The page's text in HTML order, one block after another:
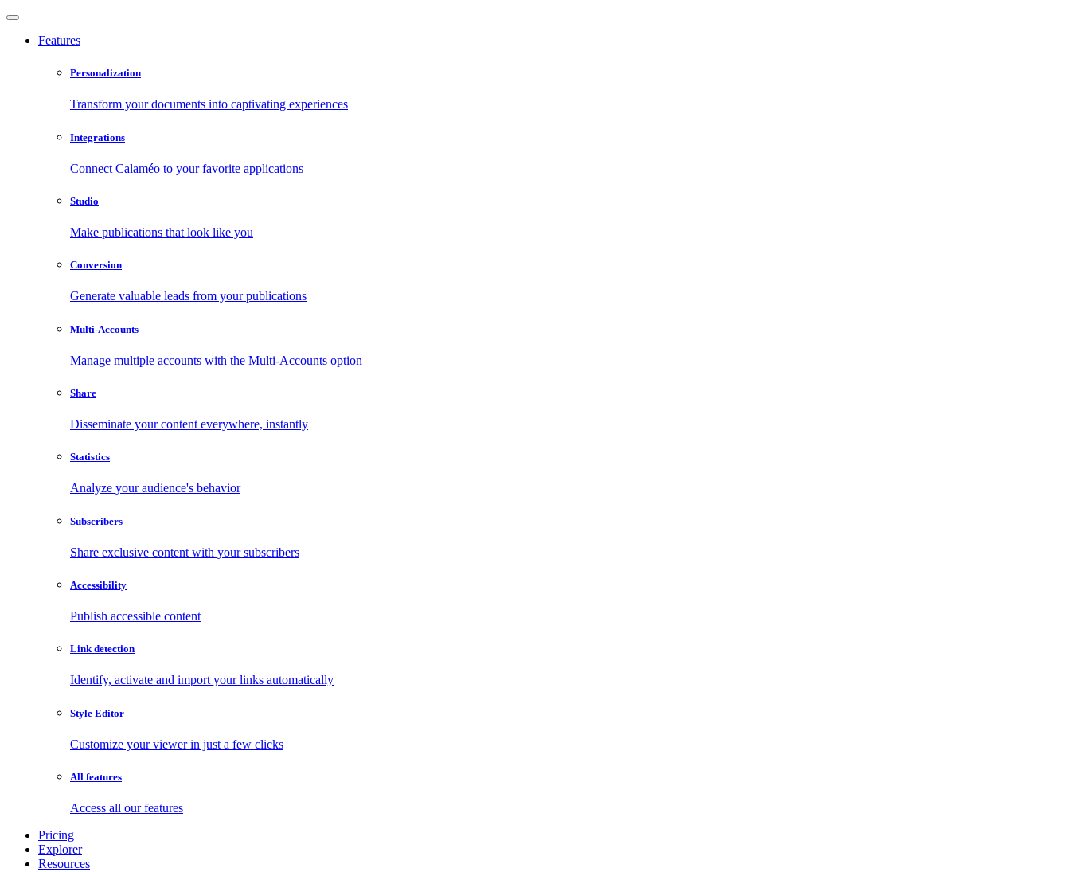
Features
Personalization
Transform your documents into captivating experiences
Integrations
Connect Calaméo to your favorite applications
Studio
Make publications that look like you
Conversion
Generate valuable leads from your publications
Multi-Accounts
Manage multiple accounts with the Multi-Accounts option
Share
Disseminate your content everywhere, instantly
Statistics
Analyze your audience's behavior
Subscribers
Share exclusive content with your subscribers
Accessibility
Publish accessible content
Link detection
Identify, activate and import your links automatically
Style Editor
Customize your viewer in just a few clicks
All features
Access all our features
Pricing
Explorer
Resources